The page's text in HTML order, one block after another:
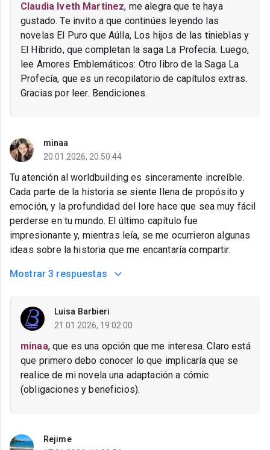
Claudia Iveth Martinez, me alegra que te haya
gustado. Te invito a que continúes leyendo las
novelas El Puro que Aúlla, Los hijos de las tinieblas y
El Híbrido, que completan la saga La Profecía. Luego,
lee Amores Emblemáticos: Otro libro de la Saga La
Profecía, que es un recopilatorio de capítulos extras.
Gracias por leer. Bendiciones.
minaa
20.01.2026, 20:50:44
Tu atención al worldbuilding es sinceramente increíble.
Cada parte de la historia se siente llena de propósito y
emoción, y la profundidad del lore hace que sea muy fácil
perderse en tu mundo. El último capítulo fue
impresionante y, mientras leía, se me ocurrieron algunas
ideas sobre la historia que me encantaría compartir.
Mostrar 3 respuestas
Luisa Barbieri
21.01.2026, 19:02:00
minaa, que es una opción que me interesa. Claro está
que primero debo conocer lo que implicaría que se
realice de mi novela una adaptación a cómic
(obligaciones y beneficios).
Rejime